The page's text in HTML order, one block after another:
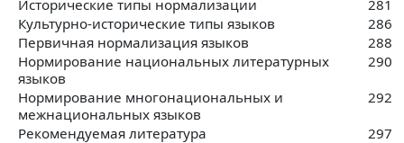
Исторические типы нормализации
281
Культурно-исторические типы языков
286
Первичная нормализация языков
288
Нормирование национальных литературных
языков
290
Нормирование многонациональных и
межнациональных языков
292
Рекомендуемая литература
297